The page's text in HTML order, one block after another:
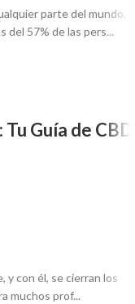
parte del mundo,
del 57% de las pers...
Guía de CBD
y con él, se cierran los
muchos prof...